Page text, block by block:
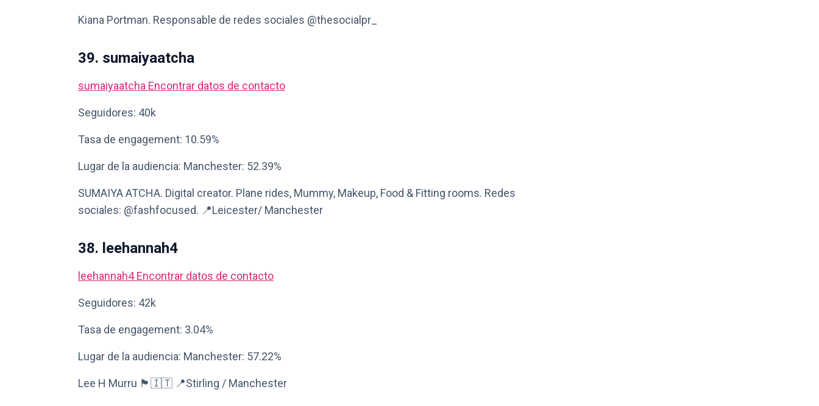
Kiana Portman. Responsable de redes sociales @thesocialpr_
39. sumaiyaatcha
sumaiyaatcha Encontrar datos de contacto
Seguidores: 40k
Tasa de engagement: 10.59%
Lugar de la audiencia: Manchester: 52.39%
SUMAIYA ATCHA. Digital creator. Plane rides, Mummy, Makeup, Food & Fitting rooms. Redes
sociales: @fashfocused. 📍Leicester/ Manchester
38. leehannah4
leehannah4Encontrar datos de contacto
Seguidores: 42k
Tasa de engagement: 3.04%
Lugar de la audiencia: Manchester: 57.22%
Lee H Murru 🏴󠁧󠁢󠁳󠁣󠁴󠁿🇮🇹 📍Stirling / Manchester